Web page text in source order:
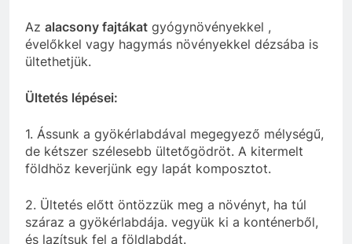
Az alacsony fajtákat gyógynövényekkel ,
évelőkkel vagy hagymás növényekkel dézsába is
ültethetjük.
Ültetés lépései:
1. Ássunk a gyökérlabdával megegyező mélységű,
de kétszer szélesebb ültetőgödröt. A kitermelt
földhöz keverjünk egy lapát komposztot.
2. Ültetés előtt öntözzük meg a növényt, ha túl
száraz a gyökérlabdája. vegyük ki a konténerből,
és lazítsuk fel a földlabdát.